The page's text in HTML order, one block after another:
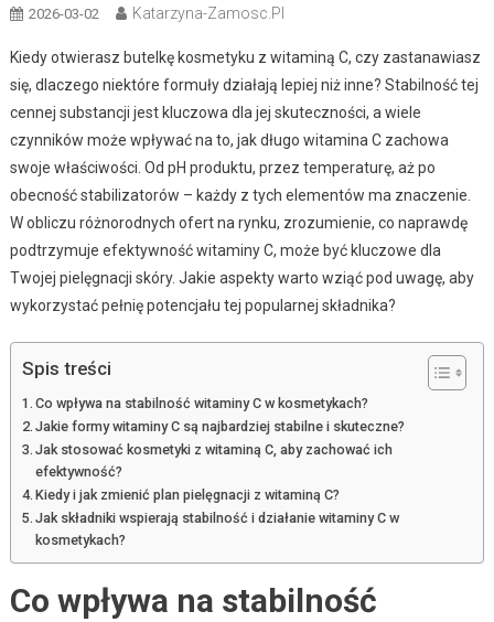
2026-03-02 Katarzyna-Zamosc.pl
Kiedy otwierasz butelkę kosmetyku z witaminą C, czy zastanawiasz
się, dlaczego niektóre formuły działają lepiej niż inne? Stabilność tej
cennej substancji jest kluczowa dla jej skuteczności, a wiele
czynników może wpływać na to, jak długo witamina C zachowa
swoje właściwości. Od pH produktu, przez temperaturę, aż po
obecność stabilizatorów – każdy z tych elementów ma znaczenie.
W obliczu różnorodnych ofert na rynku, zrozumienie, co naprawdę
podtrzymuje efektywność witaminy C, może być kluczowe dla
Twojej pielęgnacji skóry. Jakie aspekty warto wziąć pod uwagę, aby
wykorzystać pełnię potencjału tej popularnej składnika?
Spis treści
Co wpływa na stabilność witaminy C w kosmetykach?
Jakie formy witaminy C są najbardziej stabilne i skuteczne?
Jak stosować kosmetyki z witaminą C, aby zachować ich
efektywność?
Kiedy i jak zmienić plan pielęgnacji z witaminą C?
Jak składniki wspierają stabilność i działanie witaminy C w
kosmetykach?
Co wpływa na stabilność